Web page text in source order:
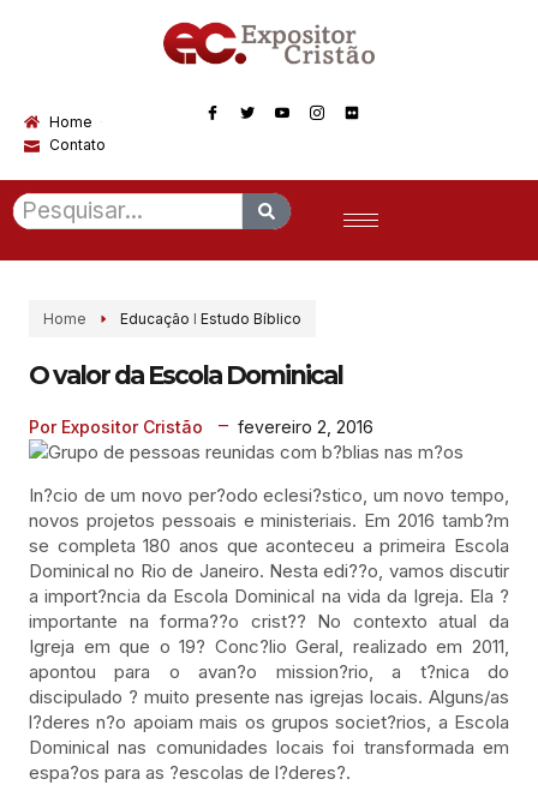
Home
Contato
Home Educação I Estudo Bíblico
O valor da Escola Dominical
Por Expositor Cristão fevereiro 2, 2016
In?cio de um novo per?odo eclesi?stico, um novo tempo,
novos projetos pessoais e ministeriais. Em 2016 tamb?m
se completa 180 anos que aconteceu a primeira Escola
Dominical no Rio de Janeiro. Nesta edi??o, vamos discutir
a import?ncia da Escola Dominical na vida da Igreja. Ela ?
importante na forma??o crist?? No contexto atual da
Igreja em que o 19? Conc?lio Geral, realizado em 2011,
apontou para o avan?o mission?rio, a t?nica do
discipulado ? muito presente nas igrejas locais. Alguns/as
l?deres n?o apoiam mais os grupos societ?rios, a Escola
Dominical nas comunidades locais foi transformada em
espa?os para as ?escolas de l?deres?.